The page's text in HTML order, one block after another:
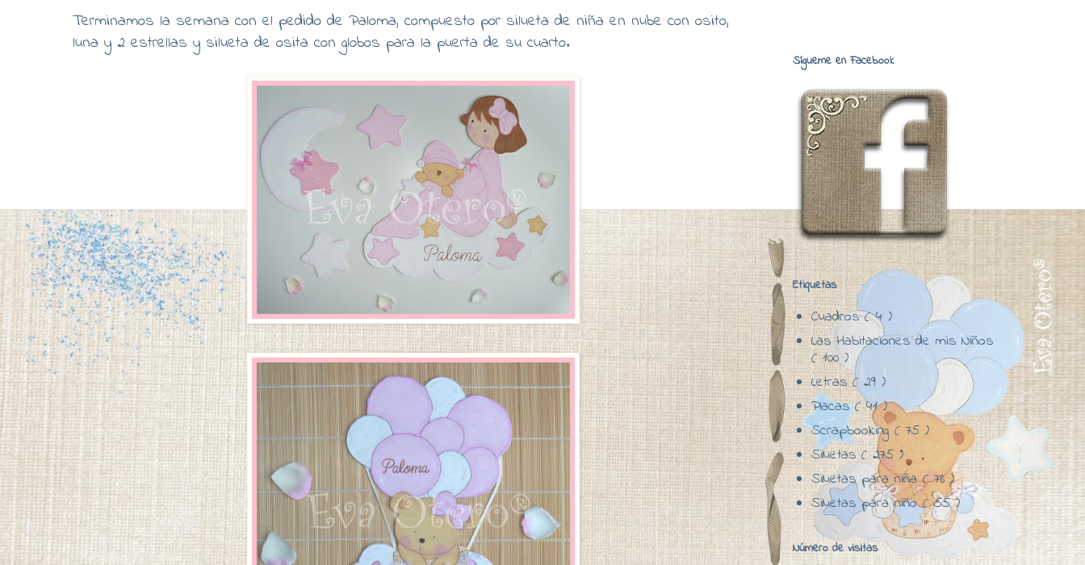
Terminamos la semana con el pedido de Paloma, compuesto por silueta de niña en nube con osito,
luna y 2 estrellas y silueta de osita con globos para la puerta de su cuarto.
Sígueme en Facebook
Etiquetas
Cuadros( 4 )
Las Habitaciones de mis Niños
( 100 )
Letras( 29 )
Placas( 41 )
Scrapbooking( 75 )
Siluetas( 275 )
Siluetas para niña( 78 )
Siluetas para niño( 55 )
Número de visitas